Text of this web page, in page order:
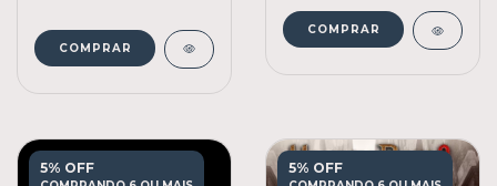
COMPRAR
COMPRAR
5% OFF 5% OFF